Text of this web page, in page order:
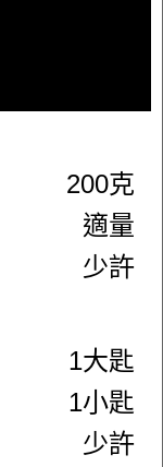
200克
適量
少許
1大匙
1小匙
少許